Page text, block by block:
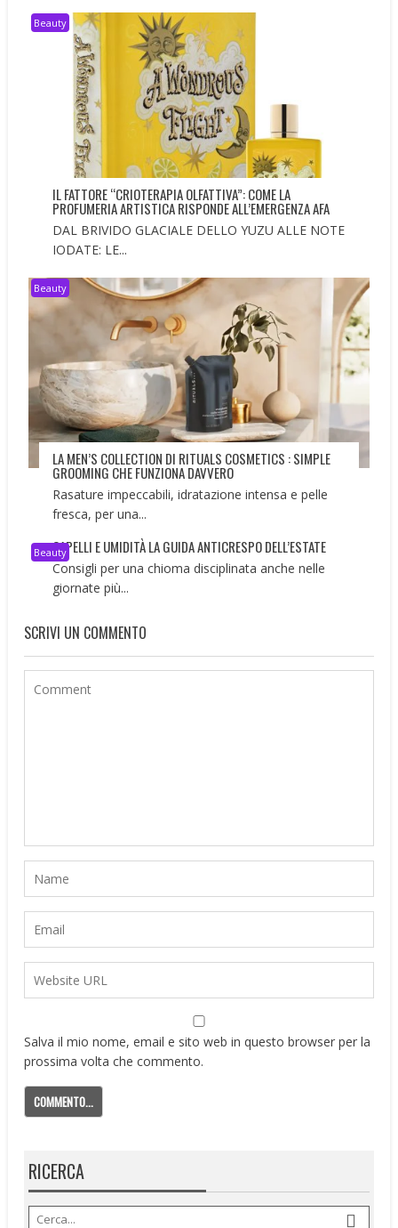
Beauty
IL FATTORE “CRIOTERAPIA OLFATTIVA”: COME LA
PROFUMERIA ARTISTICA RISPONDE ALL’EMERGENZA AFA
DAL BRIVIDO GLACIALE DELLO YUZU ALLE NOTE
IODATE: LE...
Beauty
LA MEN’S COLLECTION DI RITUALS COSMETICS : SIMPLE
GROOMING CHE FUNZIONA DAVVERO
Rasature impeccabili, idratazione intensa e pelle
fresca, per una...
BeautyCAPELLI E UMIDITÀ LA GUIDA ANTICRESPO DELL’ESTATE
Consigli per una chioma disciplinata anche nelle
giornate più...
SCRIVI UN COMMENTO
Salva il mio nome, email e sito web in questo browser per la
prossima volta che commento.
RICERCA